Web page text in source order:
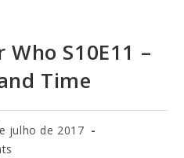
Who S10E11 –
Time
julho de 2017